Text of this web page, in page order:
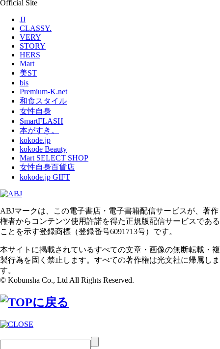
Official Site
JJ
CLASSY.
VERY
STORY
HERS
Mart
美ST
bis
Premium-K.net
和食スタイル
女性自身
SmartFLASH
本がすき。
kokode.jp
kokode Beauty
Mart SELECT SHOP
女性自身百貨店
kokode.jp GIFT
ABJマークは、この電子書店・電子書籍配信サービスが、著作
権者からコンテンツ使用許諾を得た正規版配信サービスである
ことを示す登録商標（登録番号6091713号）です。
本サイトに掲載されているすべての文章・画像の無断転載・複
製行為を固く禁止します。すべての著作権は光文社に帰属しま
す。
© Kobunsha Co., Ltd All Rights Reserved.